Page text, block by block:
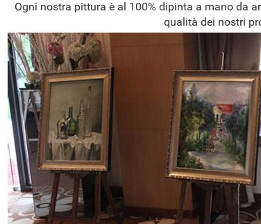
Ogni nostra pittura è al 100% dipinta a mano da
qualità dei nostri